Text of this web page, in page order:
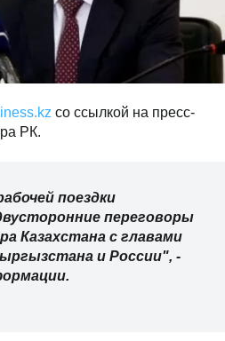
со ссылкой на пресс-
РК.
поездки
переговоры
Казахстана с главами
и России", -